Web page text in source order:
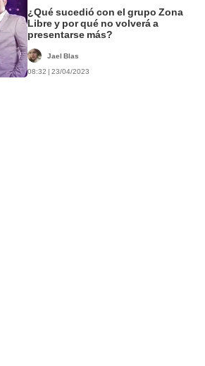
¿Qué sucedió con el grupo Zona
Libre y por qué no volverá a
presentarse más?
Jael Blas
08:32 | 23/04/2023